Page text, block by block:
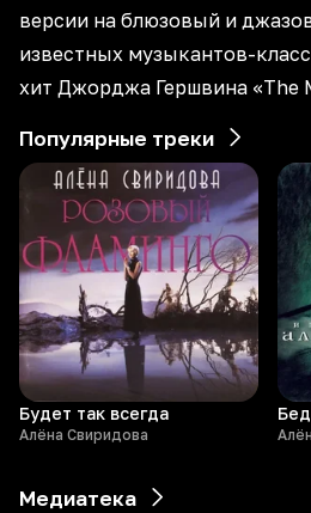
версии на блюзовый и
известных музыкантов-
хит Джорджа Гершвина «The
Популярные треки
Будет так всегда
Алёна Свиридова
Медиатека